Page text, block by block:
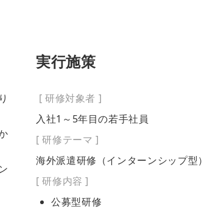
実行施策
[ 研修対象者 ]
入社1～5年目の若手社員
[ 研修テーマ ]
海外派遣研修（インターンシップ型）
[ 研修内容 ]
公募型研修